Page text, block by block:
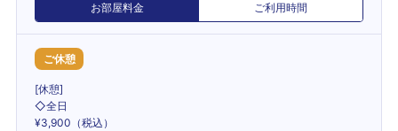
お部屋料金 ご利用時間
ご休憩
[休憩]
◇全日
¥3,900（税込）